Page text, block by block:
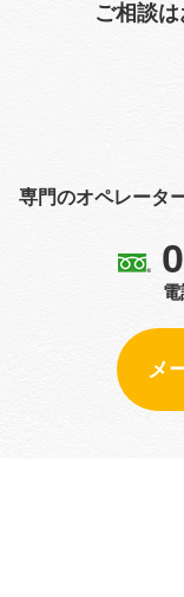
ご相談
専門のオペレータ
メ